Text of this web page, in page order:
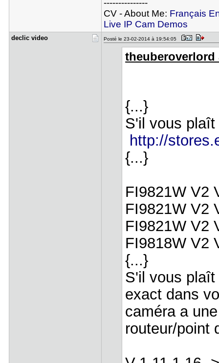
---------------
CV - About Me: Français
Live IP Cam Demos
declic vid​eo Posté le 23-02-2014 à 19:54:05
theuberoverlord
{...}
S'il vous
http://
{...}
FI9821W
FI9821W
FI9821W V2
FI9818W V2
{...}
S'il vous
exact dans
caméra a
routeur/